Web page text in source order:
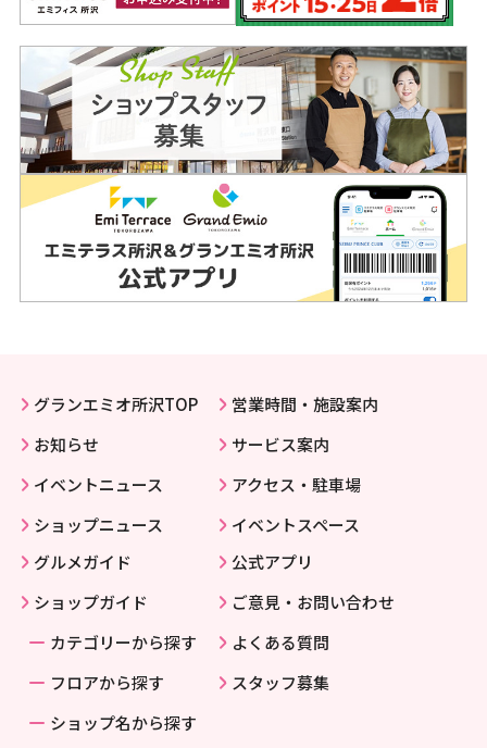
グランエミオ所沢TOP
お知らせ
イベントニュース
ショップニュース
グルメガイド
ショップガイド
カテゴリーから探す
フロアから探す
ショップ名から探す
営業時間・施設案内
サービス案内
アクセス・駐車場
イベントスペース
公式アプリ
ご意見・お問い合わせ
よくある質問
スタッフ募集